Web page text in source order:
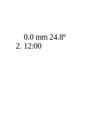
0.0 mm 24.8º
12:00